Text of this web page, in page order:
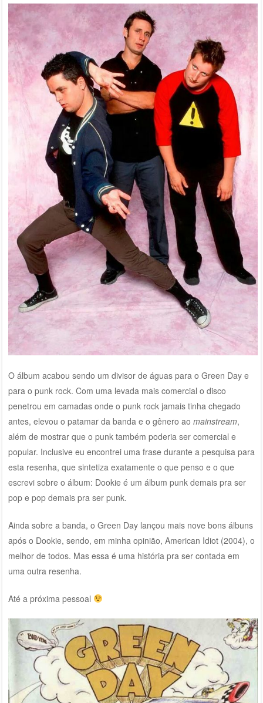
O álbum acabou sendo um divisor de águas para o Green Day e
para o punk rock. Com uma levada mais comercial o disco
penetrou em camadas onde o punk rock jamais tinha chegado
antes, elevou o patamar da banda e o gênero ao mainstream,
além de mostrar que o punk também poderia ser comercial e
popular. Inclusive eu encontrei uma frase durante a pesquisa para
esta resenha, que sintetiza exatamente o que penso e o que
escrevi sobre o álbum: Dookie é um álbum punk demais pra ser
pop e pop demais pra ser punk.
Ainda sobre a banda, o Green Day lançou mais nove bons álbuns
após o Dookie, sendo, em minha opinião, American Idiot (2004), o
melhor de todos. Mas essa é uma história pra ser contada em
uma outra resenha.
Até a próxima pessoal